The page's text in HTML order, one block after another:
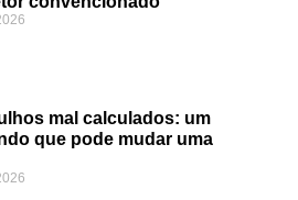
mal calculados: um
que pode mudar uma